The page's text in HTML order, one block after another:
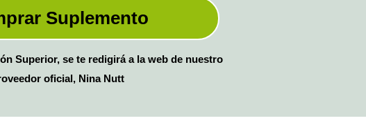
Suplemento
Superior, se te redigirá a la web de nuestro
oficial, Nina Nutt